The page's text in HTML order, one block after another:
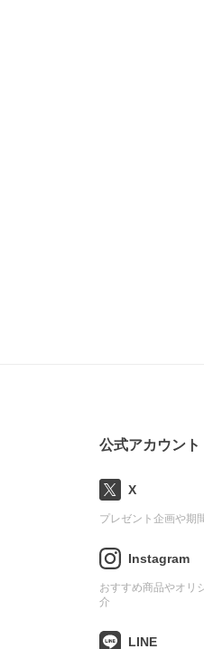
公式アカウント
X
プレゼント企画や期
Instagram
おすすめ商品やオリ
介
LINE